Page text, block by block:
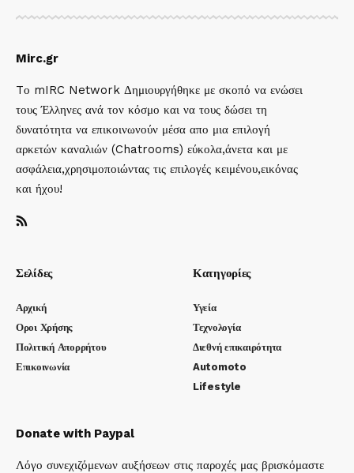
Mirc.gr
Tο mIRC Network Δημιουργήθηκε με σκοπό να ενώσει
τους Έλληνες ανά τον κόσμο και να τους δώσει τη
δυνατότητα να επικοινωνούν μέσα απο μια επιλογή
αρκετών καναλιών (Chatrooms) εύκολα,άνετα και με
ασφάλεια,χρησιμοποιώντας τις επιλογές κειμένου,εικόνας
και ήχου!
Σελίδες
Αρχική
Οροι Χρήσης
Πολιτική Απορρήτου
Επικοινωνία
Κατηγορίες
Υγεία
Τεχνολογία
Διεθνή επικαιρότητα
Automoto
Lifestyle
Donate with Paypal
Λόγο συνεχιζόμενων αυξήσεων στις παροχές μας βρισκόμαστε